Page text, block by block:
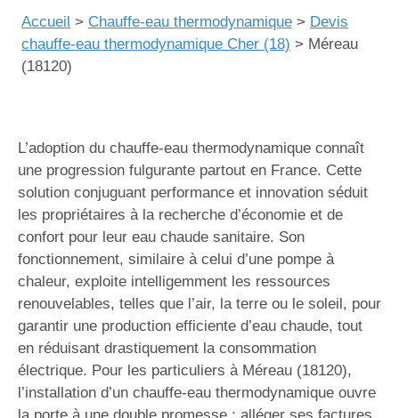
Accueil > Chauffe-eau thermodynamique > Devis
chauffe-eau thermodynamique Cher (18) > Méreau
(18120)
L’adoption du chauffe-eau thermodynamique connaît
une progression fulgurante partout en France. Cette
solution conjuguant performance et innovation séduit
les propriétaires à la recherche d’économie et de
confort pour leur eau chaude sanitaire. Son
fonctionnement, similaire à celui d’une pompe à
chaleur, exploite intelligemment les ressources
renouvelables, telles que l’air, la terre ou le soleil, pour
garantir une production efficiente d’eau chaude, tout
en réduisant drastiquement la consommation
électrique. Pour les particuliers à Méreau (18120),
l’installation d’un chauffe-eau thermodynamique ouvre